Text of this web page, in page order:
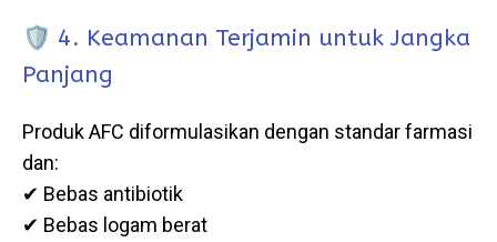
🛡️ 4. Keamanan Terjamin untuk Jangka
Panjang
Produk AFC diformulasikan dengan standar farmasi
dan:
✔ Bebas antibiotik
✔ Bebas logam berat